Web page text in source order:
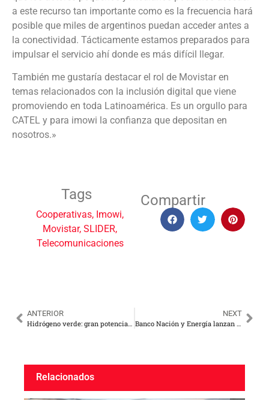
a este recurso tan importante como es la frecuencia hará
posible que miles de argentinos puedan acceder antes a
la conectividad. Tácticamente estamos preparados para
impulsar el servicio ahí donde es más difícil llegar.
También me gustaría destacar el rol de Movistar en
temas relacionados con la inclusión digital que viene
promoviendo en toda Latinoamérica. Es un orgullo para
CATEL y para imowi la confianza que depositan en
nosotros.»
Tags
Cooperativas, Imowi,
Movistar, SLIDER,
Telecomunicaciones
Compartir
ANTERIOR
NEXT
Relacionados